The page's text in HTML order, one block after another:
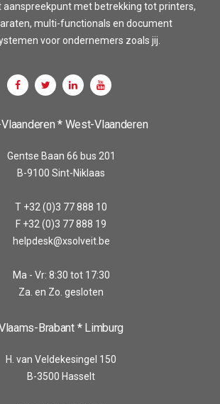
aanspreekpunt met betrekking tot printers,
multi-functionals en document
voor ondernemers zoals jij.
* West-Vlaanderen
Gentse Baan 66 bus 201
B-9100 Sint-Niklaas
T +32 (0)3 77 888 10
F +32 (0)3 77 888 19
helpdesk@xsolveit.be
Ma - Vr: 8:30 tot 17:30
Za. en Zo. gesloten
Brabant * Limburg
H. van Veldekesingel 150
B-3500 Hasselt